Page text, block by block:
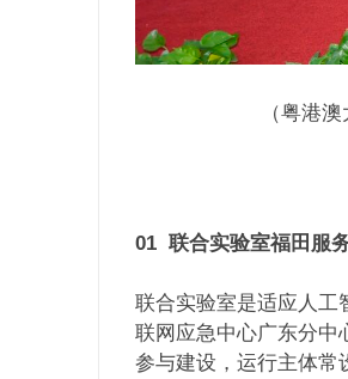
（粤港
01 联合实验室福田服
联合实验室是适应人工
联网应急中心广东分中
参与建设，运行主体常